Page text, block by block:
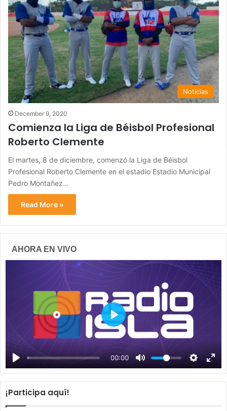
Noticias
December 9, 2020
Comienza la Liga de Béisbol Profesional
Roberto Clemente
El martes, 8 de diciembre, comenzó la Liga de Béisbol
Profesional Roberto Clemente en el estadio Estadio Municipal
Pedro Montañez…
Read More »
AHORA EN VIVO
00:00
P
y
¡Participa aquí!